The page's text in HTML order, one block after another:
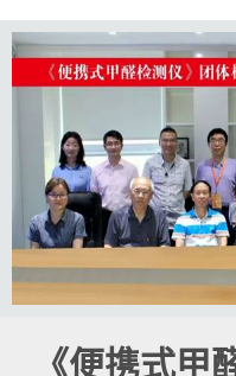
《便携式